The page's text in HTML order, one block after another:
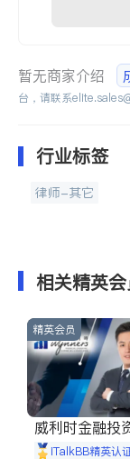
暂无商家介绍
台，请联系
行业标签
律师-其它
相关精英
精英会员
威利时金融投
iTalkBB精英认